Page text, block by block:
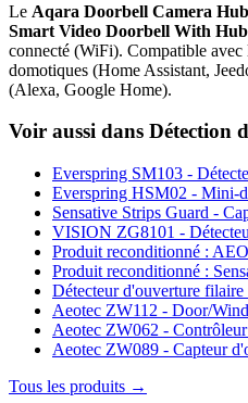
Le Aqara Doorbell Camera
Smart Video Doorbell With Hub
connecté (WiFi). Compatible avec
domotiques (Home Assistant,
(Alexa, Google Home).
Voir aussi dans Détection
Everspring SM103 -
Everspring HSM02 - Mini-
Sensative Strips Guard -
VISION ZG8101 -
Produit reconditionné :
Produit reconditionné :
Détecteur d'ouverture filaire
Aeotec ZW112 - Door/
Aeotec ZW062 -
Aeotec ZW089 - Capteur
Tous les produits →